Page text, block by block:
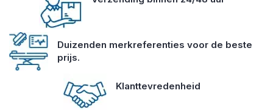
Duizenden merkreferenties voor de beste
prijs.
Klanttevredenheid